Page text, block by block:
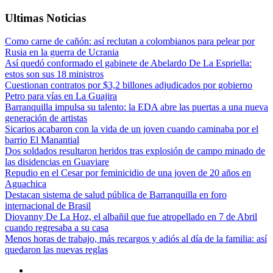
Ultimas Noticias
Como carne de cañón: así reclutan a colombianos para pelear por
Rusia en la guerra de Ucrania
Así quedó conformado el gabinete de Abelardo De La Espriella:
estos son sus 18 ministros
Cuestionan contratos por $3,2 billones adjudicados por gobierno
Petro para vías en La Guajira
Barranquilla impulsa su talento: la EDA abre las puertas a una nueva
generación de artistas
Sicarios acabaron con la vida de un joven cuando caminaba por el
barrio El Manantial
Dos soldados resultaron heridos tras explosión de campo minado de
las disidencias en Guaviare
Repudio en el Cesar por feminicidio de una joven de 20 años en
Aguachica
Destacan sistema de salud pública de Barranquilla en foro
internacional de Brasil
Diovanny De La Hoz, el albañil que fue atropellado en 7 de Abril
cuando regresaba a su casa
Menos horas de trabajo, más recargos y adiós al día de la familia: así
quedaron las nuevas reglas